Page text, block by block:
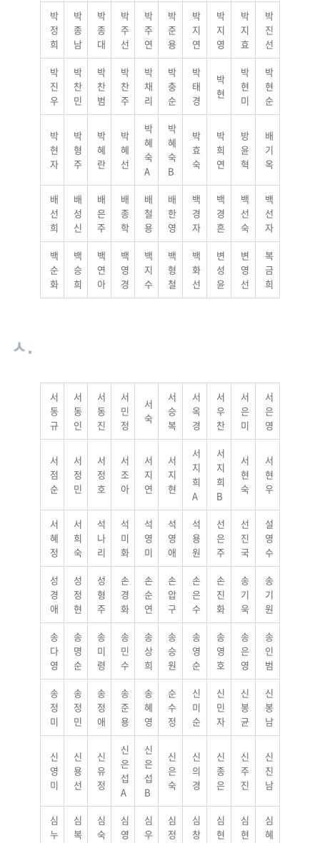
박
정
희
박
종
남
박
종
대
박
주
선
박
주
연
박
준
용
박
지
연
박
지
영
박
지
효
박
진
선
박
진
우
박
찬
민
박
찬
범
박
찬
주
박
채
리
박
충
순
박
태
경
박
현
박
현
미
박
현
순
박
현
자
박
형
주
박
혜
란
박
혜
선
박
혜
숙
A
박
혜
숙
B
박
효
숙
박
희
연
방
윤
혁
배
기
옥
배
선
희
배
성
신
배
은
주
배
종
학
배
철
용
배
한
영
백
경
자
백
경
흔
백
선
숙
백
선
자
백
순
화
백
승
희
백
연
아
백
영
경
백
지
수
백
형
철
백
화
선
변
성
윤
변
영
선
복
금
희
ㅅ.
서
동
규
서
동
인
서
동
진
서
민
정
서
숙
서
승
복
서
옥
경
서
우
찬
서
은
미
서
은
영
서
점
순
서
정
민
서
정
호
서
조
아
서
지
연
서
지
현
서
지
희
A
서
지
희
B
서
현
숙
서
현
우
서
혜
정
서
희
숙
석
나
리
석
미
화
석
영
미
석
영
애
석
용
원
선
은
주
선
진
국
설
영
수
성
경
애
성
정
현
성
형
주
손
경
화
손
순
연
손
압
구
손
은
수
손
진
화
송
기
욱
송
기
원
송
다
영
송
명
순
송
미
령
송
민
수
송
상
희
송
승
원
송
영
순
송
영
호
송
은
영
송
인
범
송
정
미
송
정
민
송
정
애
송
준
용
송
혜
영
순
수
정
신
미
순
신
민
자
신
봉
균
신
봉
남
신
영
미
신
용
선
신
유
정
신
은
섭
A
신
은
섭
B
신
은
숙
신
의
경
신
종
은
신
주
진
신
진
남
심
누
심
복
심
숙
심
영
심
우
심
정
심
창
심
현
심
현
심
혜